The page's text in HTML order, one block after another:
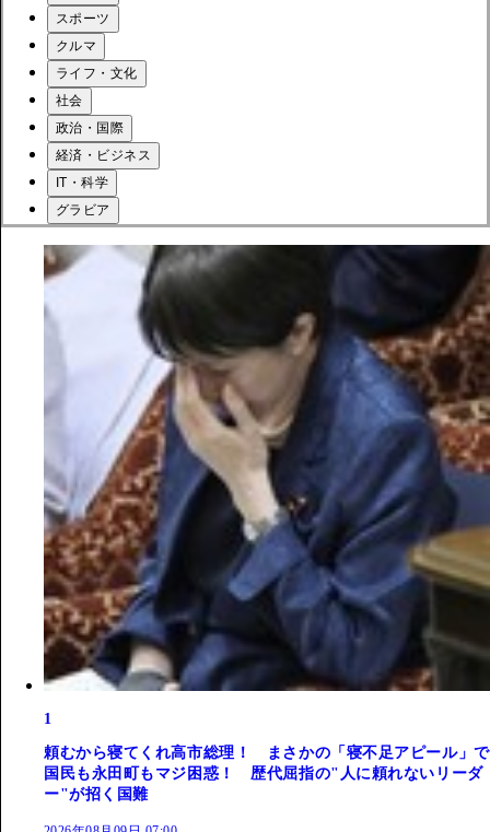
スポーツ
クルマ
ライフ・文化
社会
政治・国際
経済・ビジネス
IT・科学
グラビア
1
頼むから寝てくれ高市総理！ まさかの「寝不足アピール」で
国民も永田町もマジ困惑！ 歴代屈指の"人に頼れないリーダ
ー"が招く国難